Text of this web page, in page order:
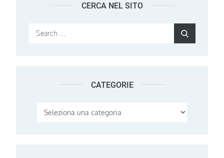
CERCA NEL SITO
Search
CATEGORIE
Categorie